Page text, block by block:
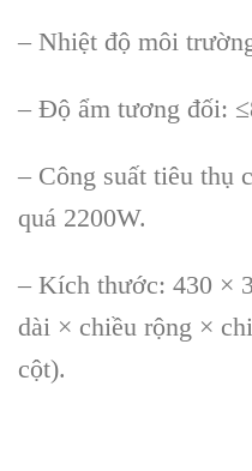
– Nhiệt độ môi trư
– Độ ẩm tương đối:
– Công suất tiêu thụ
quá 2200W.
– Kích thước: 430 ×
dài × chiều rộng × chi
cột).